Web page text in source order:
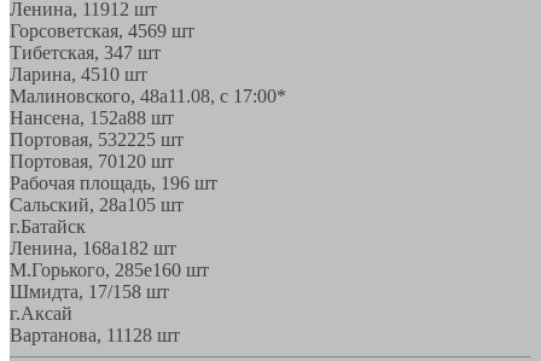
Ленина, 11912 шт
Горсоветская, 4569 шт
Тибетская, 347 шт
Ларина, 4510 шт
Малиновского, 48а11.08, с 17:00*
Нансена, 152а88 шт
Портовая, 532225 шт
Портовая, 70120 шт
Рабочая площадь, 196 шт
Сальский, 28a105 шт
г.Батайск
Ленина, 168а182 шт
М.Горького, 285е160 шт
Шмидта, 17/1 58 шт
г.Аксай
Вартанова, 11128 шт